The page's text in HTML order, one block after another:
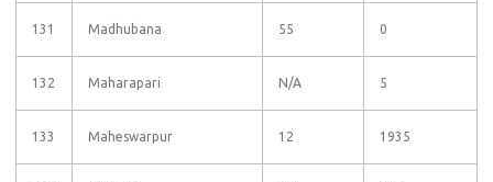
131 Madhubana 55 0
132 Maharapari N/A 5
133 Maheswarpur 12 1935